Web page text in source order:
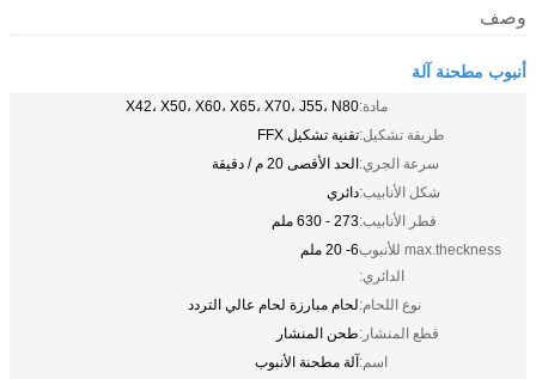
وصف
أنبوب مطحنة آلة
مادة:X42، X50، X60، X65، X70، J55، N80
طريقة تشكيل:تقنية تشكيل FFX
سرعة الجري:الحد الأقصى 20 م / دقيقة
شكل الأنابيب:دائري
قطر الأنابيب:273 - 630 ملم
max.theckness للأنبوب
الدائري:
6- 20 ملم
نوع اللحام:لحام مبارزة لحام عالي التردد
قطع المنشار:طحن المنشار
اسم:آلة مطحنة الأنبوب